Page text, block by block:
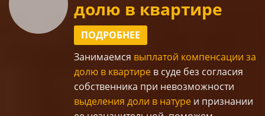
долю в квартире
ПОДРОБНЕЕ
Занимаемся выплатой компенсации за
долю в квартире в суде без согласия
собственника при невозможности
выделения доли в натуре и признании